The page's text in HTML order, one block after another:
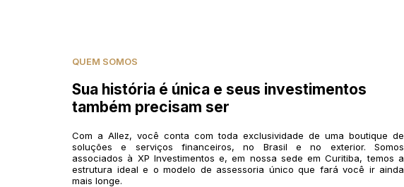
QUEM SOMOS
Sua história é única e seus investimentos
também precisam ser
Com a Allez, você conta com toda exclusividade de uma boutique de
soluções e serviços financeiros, no Brasil e no exterior. Somos
associados à XP Investimentos e, em nossa sede em Curitiba, temos a
estrutura ideal e o modelo de assessoria único que fará você ir ainda
mais longe.